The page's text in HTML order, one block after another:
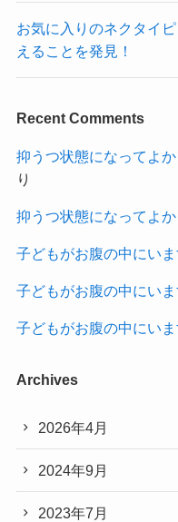
お気に入りのネクタイ
えることを発見！
Recent Comments
抑うつ状態になってよか
り
抑うつ状態になってよか
子どもがお腹の中にいま
子どもがお腹の中にいま
子どもがお腹の中にいま
Archives
2026年4月
2024年9月
2023年7月